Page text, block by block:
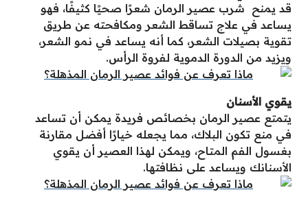
قد يمنح شرب عصير الرمان شعرًا صحيًا كثيفًا، فهو
يساعد في علاج تساقط الشعر ومكافحته عن طريق
تقوية بصيلات الشعر، كما أنه يساعد في نمو الشعر،
ويزيد من الدورة الدموية لفروة الرأس.
يقوي الأسنان
يتمتع عصير الرمان بخصائص فريدة يمكن أن تساعد
في منع تكون البلاك، مما يجعله خيارًا أفضل مقارنة
بغسول الفم المتاح، ويمكن لهذا العصير أن يقوي
الأسنانك ويساعد على نظافتها.